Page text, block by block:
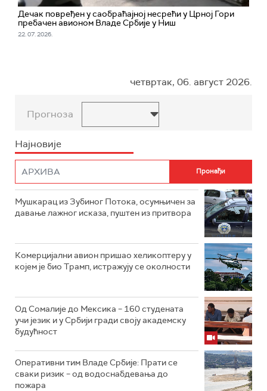
Дечак повређен у саобраћајној несрећи у Црној Гори
пребачен авионом Владе Србије у Ниш
22. 07. 2026.
четвртак, 06. август 2026.
Прогноза
Најновије
Мушкарац из Зубиног Потока, осумњичен за
давање лажног исказа, пуштен из притвора
Комерцијални авион пришао хеликоптеру у
којем је био Трамп, истражују се околности
Од Сомалије до Мексика – 160 студената
учи језик и у Србији гради своју академску
будућност
Оперативни тим Владе Србије: Прати се
сваки ризик – од водоснабдевања до
пожара